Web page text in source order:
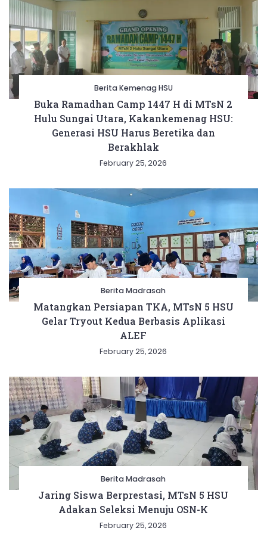
Berita Kemenag HSU
Buka Ramadhan Camp 1447 H di MTsN 2
Hulu Sungai Utara, Kakankemenag HSU:
Generasi HSU Harus Beretika dan
Berakhlak
February 25, 2026
Berita Madrasah
Matangkan Persiapan TKA, MTsN 5 HSU
Gelar Tryout Kedua Berbasis Aplikasi
ALEF
February 25, 2026
Berita Madrasah
Jaring Siswa Berprestasi, MTsN 5 HSU
Adakan Seleksi Menuju OSN-K
February 25, 2026